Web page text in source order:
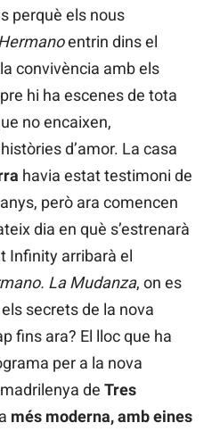
perquè els nous
entrin dins el
convivència amb els
hi ha escenes de tota
no encaixen,
d’amor. La casa
havia estat testimoni de
però ara comencen
dia en què s’estrenarà
Infinity arribarà el
La Mudanza, on es
secrets de la nova
fins ara? El lloc que ha
per a la nova
de Tres
més moderna, amb eines